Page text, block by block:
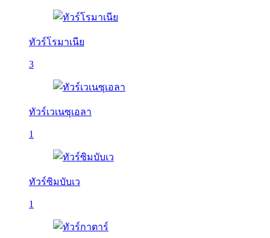
ทัวร์โรมาเนีย
3
ทัวร์เวเนซุเอลา
1
ทัวร์ซิมบับเว
1